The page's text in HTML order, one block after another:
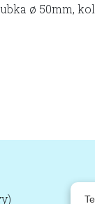
ø 50mm,